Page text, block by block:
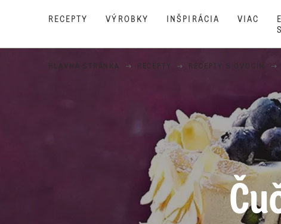
RECEPTY VÝROBKY INŠPIRÁCIA VIAC
HLAVNÁ STRÁNKA RECEPTY RECEPTY S OVOCÍM